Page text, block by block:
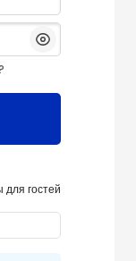
Показать/
гостей